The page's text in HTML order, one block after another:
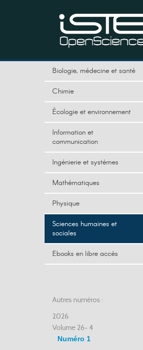
Biologie, médecine et santé
Chimie
Écologie et environnement
Information et
communication
Ingénierie et systèmes
Mathématiques
Physique
Sciences humaines et
sociales
Ebooks en libre accès
Autres numéros :
2026
Volume 26- 4
Numéro 1